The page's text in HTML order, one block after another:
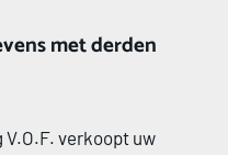
met derden
verkoopt uw